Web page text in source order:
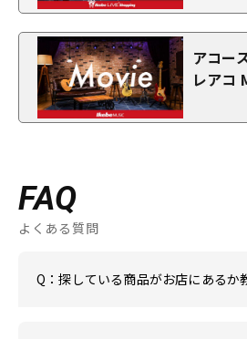
アコー
レアコ
FAQ
よくある質問
Q：探している商品がお店にあるか